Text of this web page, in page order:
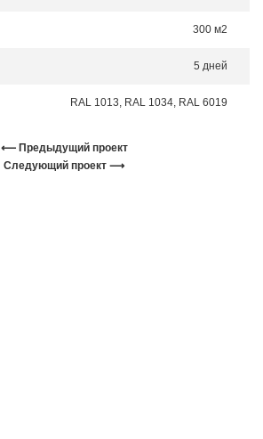
300 м2
5 дней
RAL 1013, RAL 1034, RAL 6019
⟵ Предыдущий проект
Следующий проект ⟶